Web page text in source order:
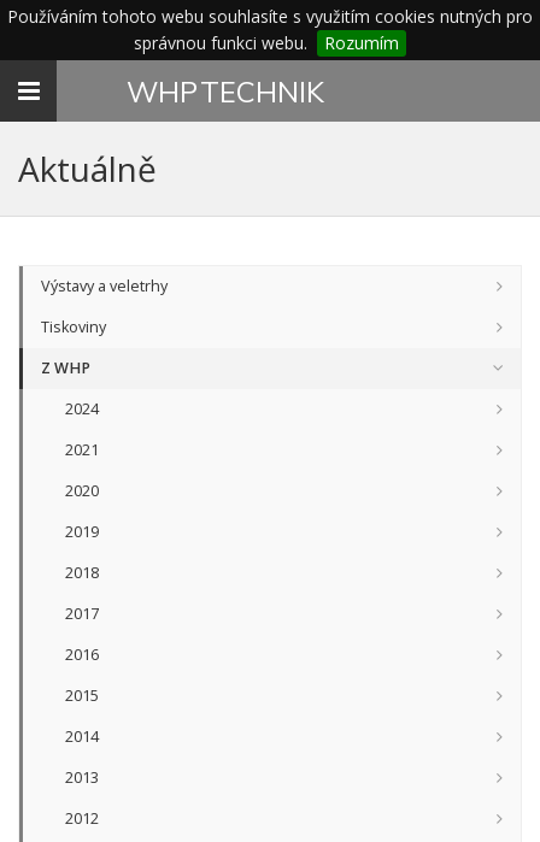
Používáním tohoto webu souhlasíte s využitím cookies nutných pro
správnou funkci webu.
Rozumím
Toggle
WHPTECHNIK
Aktuálně
Výstavy a veletrhy
Tiskoviny
Z WHP
2024
2021
2020
2019
2018
2017
2016
2015
2014
2013
2012